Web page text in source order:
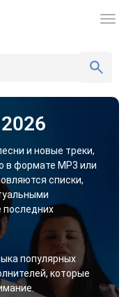
и новые треки,
в формате MP3 или
списки,
последних
популярных
которые